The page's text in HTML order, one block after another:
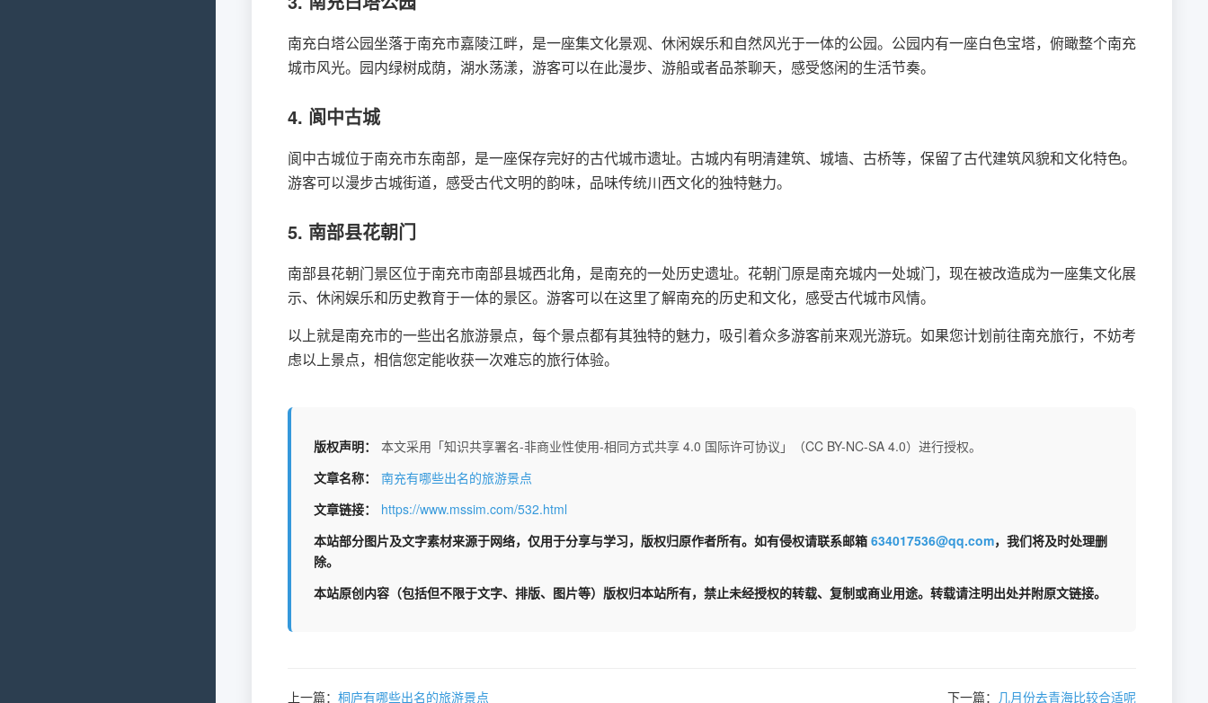
南充白塔公园坐落于南充市嘉陵江畔，是一座集文化景观、休闲娱乐和自然风光于一体的公园。公园内有一座白色宝塔，俯瞰整个南充
城市风光。园内绿树成荫，湖水荡漾，游客可以在此漫步、游船或者品茶聊天，感受悠闲的生活节奏。
4. 阆中古城
阆中古城位于南充市东南部，是一座保存完好的古代城市遗址。古城内有明清建筑、城墙、古桥等，保留了古代建筑风貌和文化特色。
游客可以漫步古城街道，感受古代文明的韵味，品味传统川西文化的独特魅力。
5. 南部县花朝门
南部县花朝门景区位于南充市南部县城西北角，是南充的一处历史遗址。花朝门原是南充城内一处城门，现在被改造成为一座集文化展
示、休闲娱乐和历史教育于一体的景区。游客可以在这里了解南充的历史和文化，感受古代城市风情。
以上就是南充市的一些出名旅游景点，每个景点都有其独特的魅力，吸引着众多游客前来观光游玩。如果您计划前往南充旅行，不妨考
虑以上景点，相信您定能收获一次难忘的旅行体验。
版权声明：
本文采用「知识共享署名-非商业性使用-相同方式共享 4.0 国际许可协议」（CC BY-NC-SA 4.0）进行授权。
文章名称：
南充有哪些出名的旅游景点
文章链接：
https://www.mssim.com/532.html
本站部分图片及文字素材来源于网络，仅用于分享与学习，版权归原作者所有。如有侵权请联系邮箱 634017536@qq.com，我们将及时处理删
除。
本站原创内容（包括但不限于文字、排版、图片等）版权归本站所有，禁止未经授权的转载、复制或商业用途。转载请注明出处并附原文链接。
上一篇： 桐庐有哪些出名的旅游景点 下一篇： 几月份去青海比较合适呢